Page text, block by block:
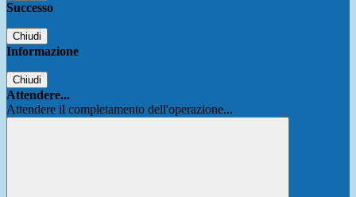
Successo
Chiudi
Informazione
Chiudi
Attendere...
Attendere il completamento dell'operazione...